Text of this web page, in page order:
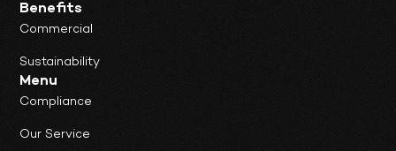
Benefits
Commercial
Sustainability
Menu
Compliance
Our Service